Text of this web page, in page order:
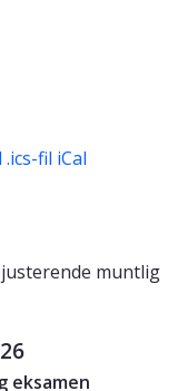
fil iCal
muntlig
eksamen